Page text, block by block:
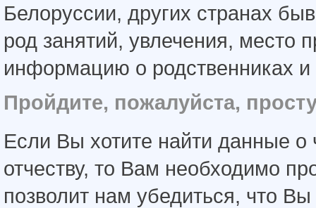
Белоруссии, других странах
род занятий, увлечения, место
информацию о родственниках и
Пройдите, пожалуйста,
Если Вы хотите найти данные
отчеству, то Вам необходимо
позволит нам убедиться, что